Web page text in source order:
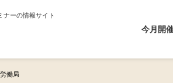
ナーの情報サイト
今月開
働局